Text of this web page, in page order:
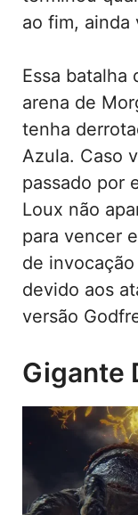
ao fim, ainda
Essa
arena de
tenha
Azula. Caso
passado por
Loux não
para vencer
de
devido aos
versão
Gigante